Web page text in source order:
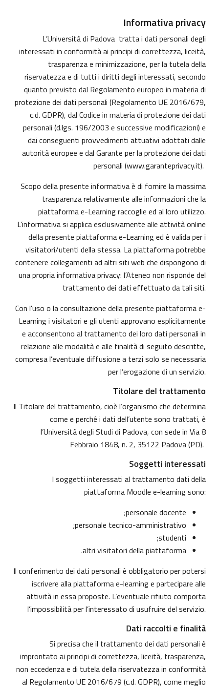
Informativa privacy
L’Università di Padova tratta i dati personali degli
interessati in conformità ai principi di correttezza, liceità,
trasparenza e minimizzazione, per la tutela della
riservatezza e di tutti i diritti degli interessati, secondo
quanto previsto dal Regolamento europeo in materia di
protezione dei dati personali (Regolamento UE 2016/679,
c.d. GDPR), dal Codice in materia di protezione dei dati
personali (d.lgs. 196/2003 e successive modificazioni) e
dai conseguenti provvedimenti attuativi adottati dalle
autorità europee e dal Garante per la protezione dei dati
personali (www.garanteprivacy.it).
Scopo della presente informativa è di fornire la massima
trasparenza relativamente alle informazioni che la
piattaforma e-Learning raccoglie ed al loro utilizzo.
L’informativa si applica esclusivamente alle attività online
della presente piattaforma e-Learning ed è valida per i
visitatori/utenti della stessa. La piattaforma potrebbe
contenere collegamenti ad altri siti web che dispongono di
una propria informativa privacy: l’Ateneo non risponde del
trattamento dei dati effettuato da tali siti.
Con l'uso o la consultazione della presente piattaforma e-
Learning i visitatori e gli utenti approvano esplicitamente
e acconsentono al trattamento dei loro dati personali in
relazione alle modalità e alle finalità di seguito descritte,
compresa l’eventuale diffusione a terzi solo se necessaria
per l’erogazione di un servizio.
Titolare del trattamento
Il Titolare del trattamento, cioè l’organismo che determina
come e perché i dati dell’utente sono trattati, è
l’Università degli Studi di Padova, con sede in Via 8
Febbraio 1848, n. 2, 35122 Padova (PD).
Soggetti interessati
I soggetti interessati al trattamento dati della
piattaforma Moodle e-learning sono:
personale docente;
personale tecnico-amministrativo;
studenti;
altri visitatori della piattaforma.
Il conferimento dei dati personali è obbligatorio per potersi
iscrivere alla piattaforma e-learning e partecipare alle
attività in essa proposte. L’eventuale rifiuto comporta
l’impossibilità per l’interessato di usufruire del servizio.
Dati raccolti e finalità
Si precisa che il trattamento dei dati personali è
improntato ai principi di correttezza, liceità, trasparenza,
non eccedenza e di tutela della riservatezza in conformità
al Regolamento UE 2016/679 (c.d. GDPR), come meglio